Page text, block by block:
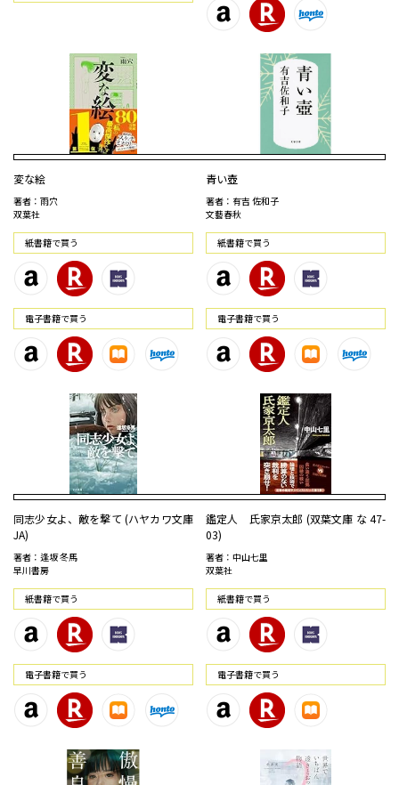
変な絵
著者：雨穴
双葉社
紙書籍で買う
電⼦書籍で買う
青い壺
著者：有吉 佐和子
文藝春秋
紙書籍で買う
電⼦書籍で買う
同志少女よ、敵を撃て (ハヤカワ文庫
JA)
著者：逢坂 冬馬
早川書房
紙書籍で買う
電⼦書籍で買う
鑑定人 氏家京太郎 (双葉文庫 な 47-
03)
著者：中山七里
双葉社
紙書籍で買う
電⼦書籍で買う